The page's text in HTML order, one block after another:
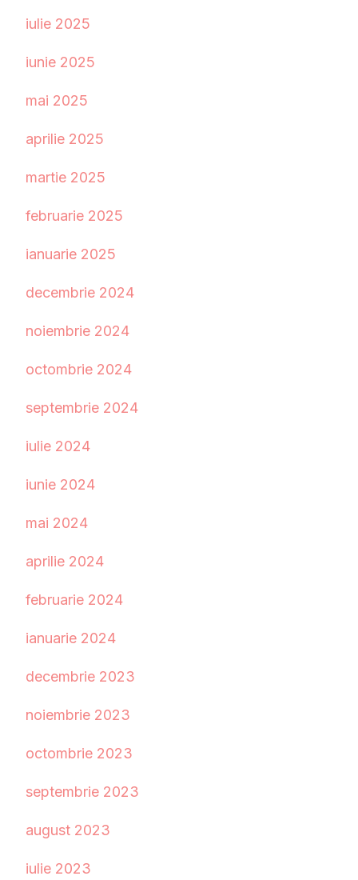
iulie 2025
iunie 2025
mai 2025
aprilie 2025
martie 2025
februarie 2025
ianuarie 2025
decembrie 2024
noiembrie 2024
octombrie 2024
septembrie 2024
iulie 2024
iunie 2024
mai 2024
aprilie 2024
februarie 2024
ianuarie 2024
decembrie 2023
noiembrie 2023
octombrie 2023
septembrie 2023
august 2023
iulie 2023